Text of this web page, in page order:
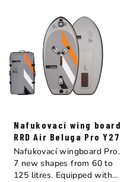
Nafukovací wing board
RRD Air Beluga Pro Y27
Nafukovací wingboard Pro.
7 new shapes from 60 to
125 litres. Equipped with